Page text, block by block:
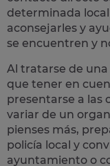
determinada
aconsejarles y
se encuentren y
Al tratarse de
que tener en
presentarse a las
variar de un
pienses más,
policía local y
ayuntamiento o